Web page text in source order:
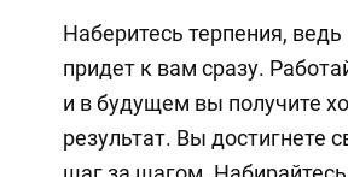
Наберитесь терпения, ведь
придет к вам сразу.
и в будущем вы получите
результат. Вы достигнете